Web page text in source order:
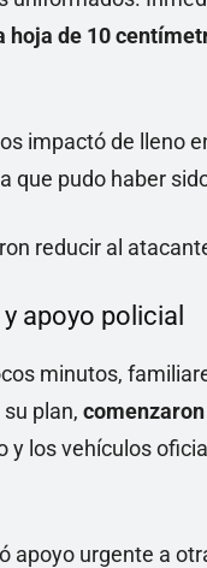
hoja de 10
impactó de lleno
que pudo haber
reducir al
apoyo policial
minutos,
plan,
los vehículos
apoyo urgente a